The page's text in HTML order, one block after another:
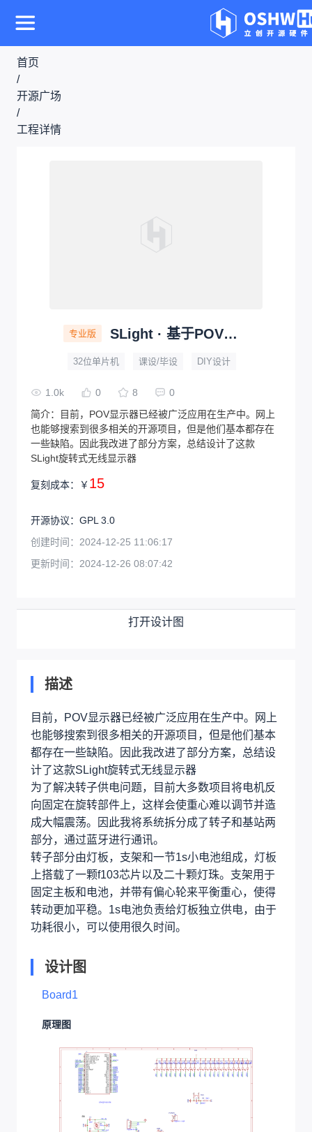
首页
/
开源广场
/
工程详情
专业版 SLight · 基于POV的旋转式无线显示器
32位单片机 课设/毕设 DIY设计
1.0k 0 8
0
简介：
目前，POV显示器已经被广泛应用在生产中。网上
也能够搜索到很多相关的开源项目，但是他们基本都存在
一些缺陷。因此我改进了部分方案，总结设计了这款
SLight旋转式无线显示器
复刻成本： ￥ 15
开源协议： GPL 3.0
创建时间： 2024-12-25 11:06:17
更新时间： 2024-12-26 08:07:42
打开设计图
描述
目前，POV显示器已经被广泛应用在生产中。网上
也能够搜索到很多相关的开源项目，但是他们基本
都存在一些缺陷。因此我改进了部分方案，总结设
计了这款SLight旋转式无线显示器
为了解决转子供电问题，目前大多数项目将电机反
向固定在旋转部件上，这样会使重心难以调节并造
成大幅震荡。因此我将系统拆分成了转子和基站两
部分，通过蓝牙进行通讯。
转子部分由灯板，支架和一节1s小电池组成，灯板
上搭载了一颗f103芯片以及二十颗灯珠。支架用于
固定主板和电池，并带有偏心轮来平衡重心，使得
转动更加平稳。1s电池负责给灯板独立供电，由于
功耗很小，可以使用很久时间。
设计图
Board1
原理图